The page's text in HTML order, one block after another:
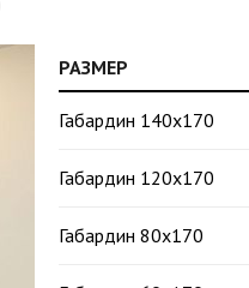
РАЗМЕР
Габардин 140х170
Габардин 120х170
Габардин 80х170